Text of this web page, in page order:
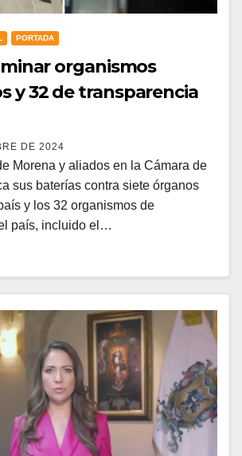
PORTADA
organismos
y 32 de transparencia
DE 2024
Morena y aliados en la Cámara de
sus baterías contra siete órganos
y los 32 organismos de
país, incluido el…